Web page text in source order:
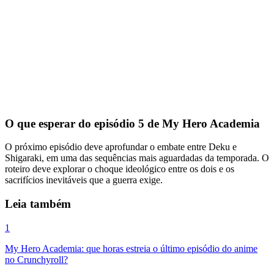
O que esperar do episódio 5 de My Hero Academia
O próximo episódio deve aprofundar o embate entre Deku e
Shigaraki, em uma das sequências mais aguardadas da temporada. O
roteiro deve explorar o choque ideológico entre os dois e os
sacrifícios inevitáveis que a guerra exige.
Leia também
1
My Hero Academia: que horas estreia o último episódio do anime
no Crunchyroll?